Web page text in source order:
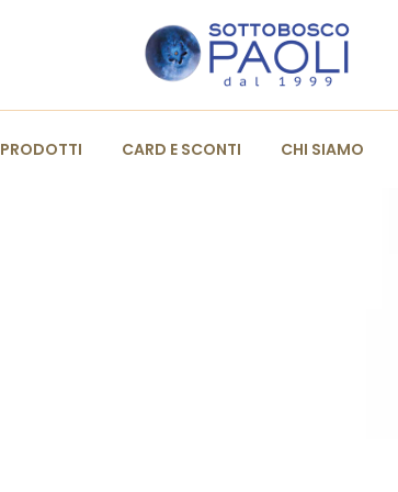
PRODOTTI CARD E SCONTI CHI SIAMO